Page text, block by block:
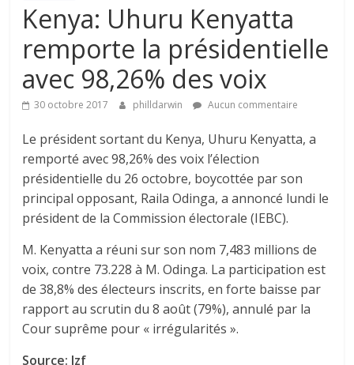
Kenya: Uhuru Kenyatta
remporte la présidentielle
avec 98,26% des voix
30 octobre 2017 philldarwin Aucun commentaire
Le président sortant du Kenya, Uhuru Kenyatta, a
remporté avec 98,26% des voix l’élection
présidentielle du 26 octobre, boycottée par son
principal opposant, Raila Odinga, a annoncé lundi le
président de la Commission électorale (IEBC).
M. Kenyatta a réuni sur son nom 7,483 millions de
voix, contre 73.228 à M. Odinga. La participation est
de 38,8% des électeurs inscrits, en forte baisse par
rapport au scrutin du 8 août (79%), annulé par la
Cour suprême pour « irrégularités ».
Source: Izf